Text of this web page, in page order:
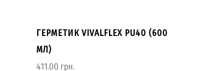
ГЕРМЕТИК VIVALFLEX PU40 (600
МЛ)
411.00 грн.